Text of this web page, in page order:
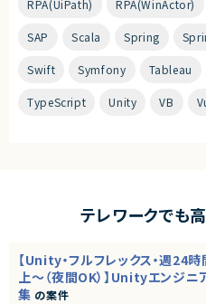
RPA(UiPath) RPA(WinActor)
SAP Scala Spring
Swift Symfony Tableau
TypeScript Unity VB
テレワークでも
【Unity・フルフレックス・週24
上～（夜間OK）】Unityエンジニ
集 の案件